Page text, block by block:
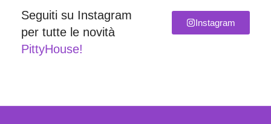
Seguiti su Instagram
per tutte le novità
PittyHouse!
Instagram